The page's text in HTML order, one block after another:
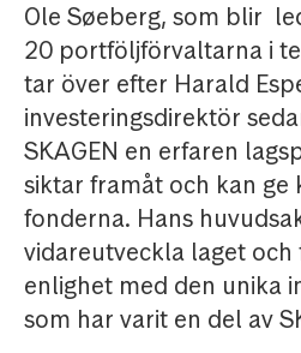
Ole Søeberg, som blir
20 portföljförvaltarna i
tar över efter Harald
investeringsdirektör
SKAGEN en erfaren
siktar framåt och kan ge
fonderna. Hans
vidareutveckla laget och
enlighet med den unika
som har varit en del av